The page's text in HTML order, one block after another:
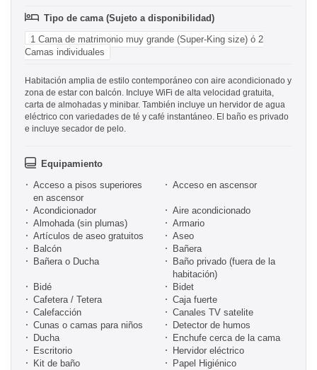
Tipo de cama (Sujeto a disponibilidad)
1 Cama de matrimonio muy grande (Super-King size) ó 2
Camas individuales
Habitación amplia de estilo contemporáneo con aire acondicionado y
zona de estar con balcón. Incluye WiFi de alta velocidad gratuita,
carta de almohadas y minibar. También incluye un hervidor de agua
eléctrico con variedades de té y café instantáneo. El baño es privado
e incluye secador de pelo.
Equipamiento
Acceso a pisos superiores
en ascensor
Acceso en ascensor
Acondicionador
Aire acondicionado
Almohada (sin plumas)
Armario
Artículos de aseo gratuitos
Aseo
Balcón
Bañera
Bañera o Ducha
Baño privado (fuera de la
habitación)
Bidé
Bidet
Cafetera / Tetera
Caja fuerte
Calefacción
Canales TV satelite
Cunas o camas para niños
Detector de humos
Ducha
Enchufe cerca de la cama
Escritorio
Hervidor eléctrico
Kit de baño
Papel Higiénico